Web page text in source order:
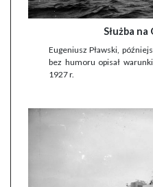
Służba na
Eugeniusz Pławski,
bez humoru opisał
1927 r.